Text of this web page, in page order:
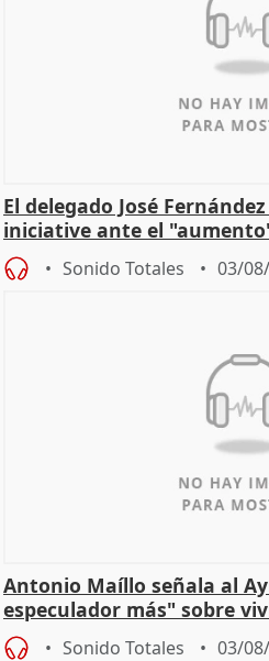
El delegado José
iniciative ante el
hogar en Madri
Sonido Totales 03/
Antonio Maíllo señala al
especulador más" sobre
Becerril
Sonido Totales 03/